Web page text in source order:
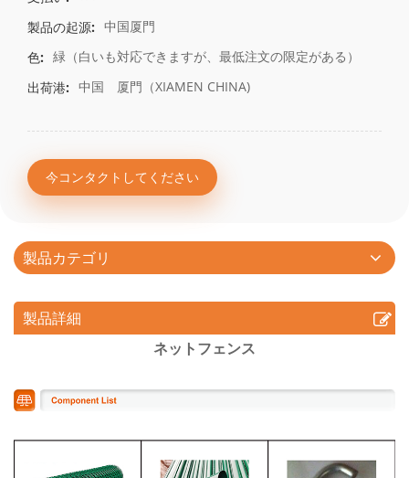
製品の起源: 中国厦門
色: 緑（白いも対応できますが、最低注文の限定がある）
出荷港: 中国 厦門（XIAMEN CHINA)
今コンタクトしてください
製品カテゴリ
製品詳細
ネットフェンス